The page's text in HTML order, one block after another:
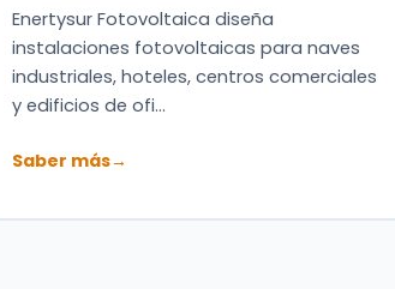
Enertysur Fotovoltaica diseña
instalaciones fotovoltaicas para naves
industriales, hoteles, centros comerciales
y edificios de ofi…
Saber más→